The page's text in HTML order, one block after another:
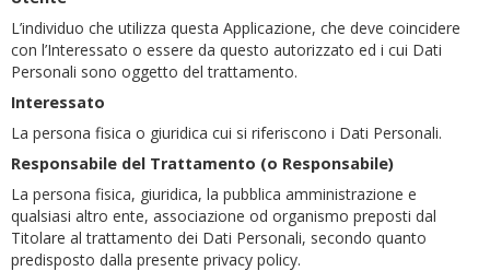
L’individuo che utilizza questa Applicazione, che deve coincidere
con l’Interessato o essere da questo autorizzato ed i cui Dati
Personali sono oggetto del trattamento.
Interessato
La persona fisica o giuridica cui si riferiscono i Dati Personali.
Responsabile del Trattamento (o Responsabile)
La persona fisica, giuridica, la pubblica amministrazione e
qualsiasi altro ente, associazione od organismo preposti dal
Titolare al trattamento dei Dati Personali, secondo quanto
predisposto dalla presente privacy policy.